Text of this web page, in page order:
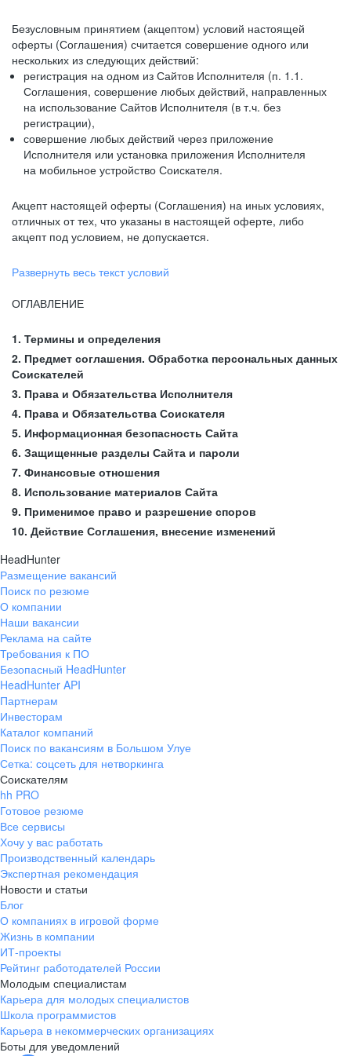
Безусловным принятием (акцептом) условий настоящей
оферты (Соглашения) считается совершение одного или
нескольких из следующих действий:
регистрация на одном из Сайтов Исполнителя (п. 1.1.
Соглашения, совершение любых действий, направленных
на использование Сайтов Исполнителя (в т.ч. без
регистрации),
совершение любых действий через приложение
Исполнителя или установка приложения Исполнителя
на мобильное устройство Соискателя.
Акцепт настоящей оферты (Соглашения) на иных условиях,
отличных от тех, что указаны в настоящей оферте, либо
акцепт под условием, не допускается.
Развернуть весь текст условий
ОГЛАВЛЕНИЕ
1. Термины и определения
2. Предмет соглашения. Обработка персональных данных
Соискателей
3. Права и Обязательства Исполнителя
4. Права и Обязательства Соискателя
5. Информационная безопасность Сайта
6. Защищенные разделы Сайта и пароли
7. Финансовые отношения
8. Использование материалов Сайта
9. Применимое право и разрешение споров
10. Действие Соглашения, внесение изменений
HeadHunter
Размещение вакансий
Поиск по резюме
О компании
Наши вакансии
Реклама на сайте
Требования к ПО
Безопасный HeadHunter
HeadHunter API
Партнерам
Инвесторам
Каталог компаний
Поиск по вакансиям в Большом Улуе
Сетка: соцсеть для нетворкинга
Соискателям
hh PRO
Готовое резюме
Все сервисы
Хочу у вас работать
Производственный календарь
Экспертная рекомендация
Новости и статьи
Блог
О компаниях в игровой форме
Жизнь в компании
ИТ-проекты
Рейтинг работодателей России
Молодым специалистам
Карьера для молодых специалистов
Школа программистов
Карьера в некоммерческих организациях
Боты для уведомлений